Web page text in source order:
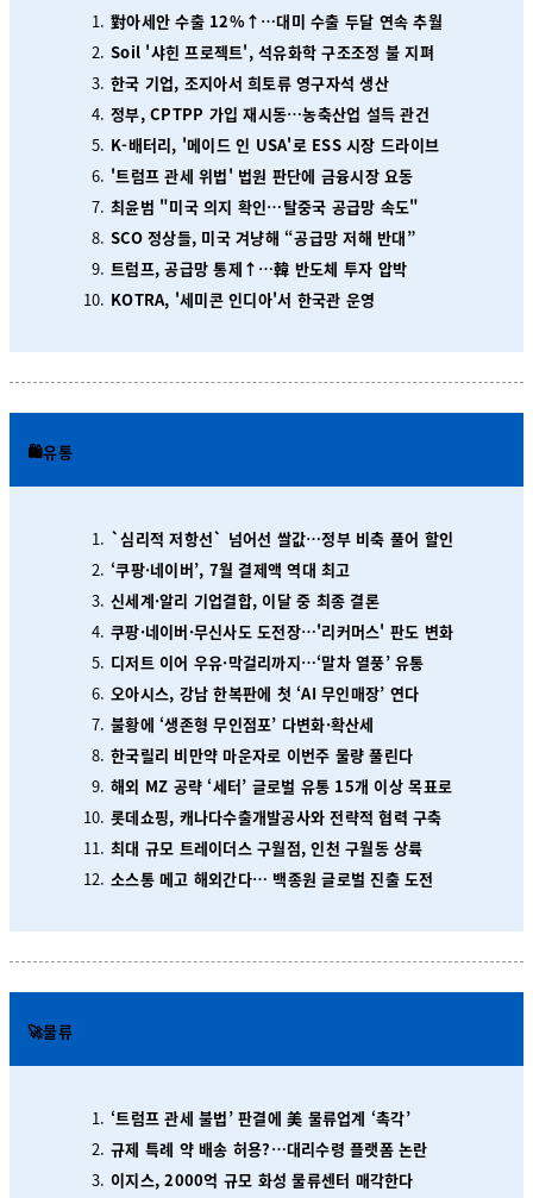
對아세안 수출 12%↑…대미 수출 두달 연속 추월
Soil '샤힌 프로젝트', 석유화학 구조조정 불 지펴
한국 기업, 조지아서 희토류 영구자석 생산
정부, CPTPP 가입 재시동…농축산업 설득 관건
K-배터리, '메이드 인 USA'로 ESS 시장 드라이브
'트럼프 관세 위법' 법원 판단에 금융시장 요동
최윤범 "미국 의지 확인…탈중국 공급망 속도"
SCO 정상들, 미국 겨냥해 “공급망 저해 반대”
트럼프, 공급망 통제↑…韓 반도체 투자 압박
KOTRA, '세미콘 인디아'서 한국관 운영
🛍️유통
`심리적 저항선` 넘어선 쌀값…정부 비축 풀어 할인
‘쿠팡·네이버’, 7월 결제액 역대 최고
신세계·알리 기업결합, 이달 중 최종 결론
쿠팡·네이버·무신사도 도전장…'리커머스' 판도 변화
디저트 이어 우유·막걸리까지…‘말차 열풍’ 유통
오아시스, 강남 한복판에 첫 ‘AI 무인매장’ 연다
불황에 ‘생존형 무인점포’ 다변화·확산세
한국릴리 비만약 마운자로 이번주 물량 풀린다
해외 MZ 공략 ‘세터’ 글로벌 유통 15개 이상 목표로
롯데쇼핑, 캐나다수출개발공사와 전략적 협력 구축
최대 규모 트레이더스 구월점, 인천 구월동 상륙
소스통 메고 해외간다… 백종원 글로벌 진출 도전
🚀물류
‘트럼프 관세 불법’ 판결에 美 물류업계 ‘촉각’
규제 특례 약 배송 허용?…대리수령 플랫폼 논란
이지스, 2000억 규모 화성 물류센터 매각한다